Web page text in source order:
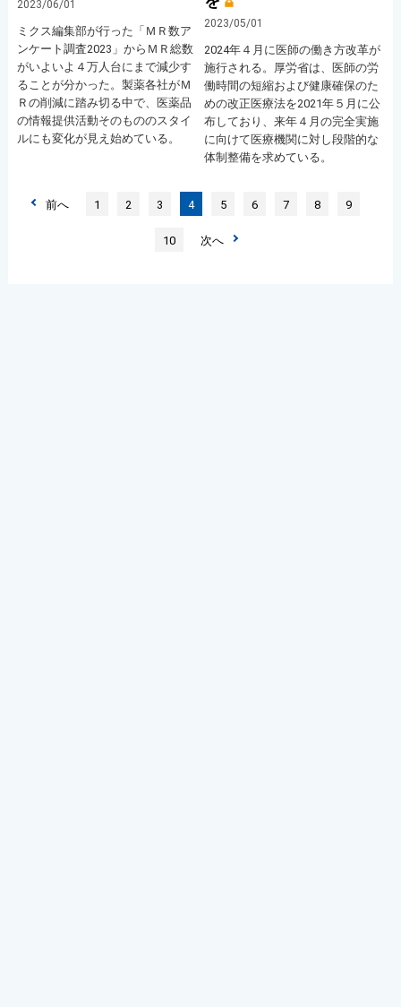
2023/06/01
ミクス編集部が行った「ＭＲ数ア
ンケート調査2023」からＭＲ総数
がいよいよ４万人台にまで減少す
ることが分かった。製薬各社がＭ
Ｒの削減に踏み切る中で、医薬品
の情報提供活動そのもののスタイ
ルにも変化が見え始めている。
2023/05/01
2024年４月に医師の働き方改革が
施行される。厚労省は、医師の労
働時間の短縮および健康確保のた
めの改正医療法を2021年５月に公
布しており、来年４月の完全実施
に向けて医療機関に対し段階的な
体制整備を求めている。
前へ 1 2 3 4 5 6 7 8 9
10 次へ